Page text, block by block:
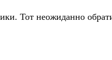
Тот неожиданно